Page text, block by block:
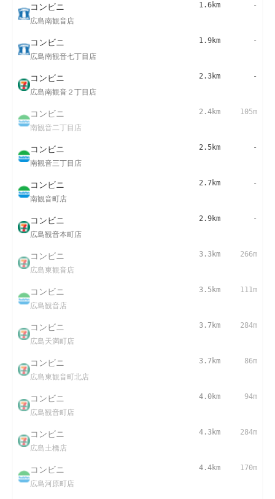
コンビニ
広島南観音店
1.6km -
コンビニ
広島南観音七丁目店
1.9km -
コンビニ
広島南観音２丁目店
2.3km -
コンビニ
南観音二丁目店
2.4km 105m
コンビニ
南観音三丁目店
2.5km -
コンビニ
南観音町店
2.7km -
コンビニ
広島観音本町店
2.9km -
コンビニ
広島東観音店
3.3km 266m
コンビニ
広島観音店
3.5km 111m
コンビニ
広島天満町店
3.7km 284m
コンビニ
広島東観音町北店
3.7km 86m
コンビニ
広島観音町店
4.0km 94m
コンビニ
広島土橋店
4.3km 284m
コンビニ
広島河原町店
4.4km 170m